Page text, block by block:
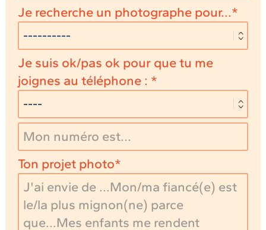
Je recherche un photographe pour...
Je suis ok/pas ok pour que tu me
joignes au téléphone :
Ton projet photo